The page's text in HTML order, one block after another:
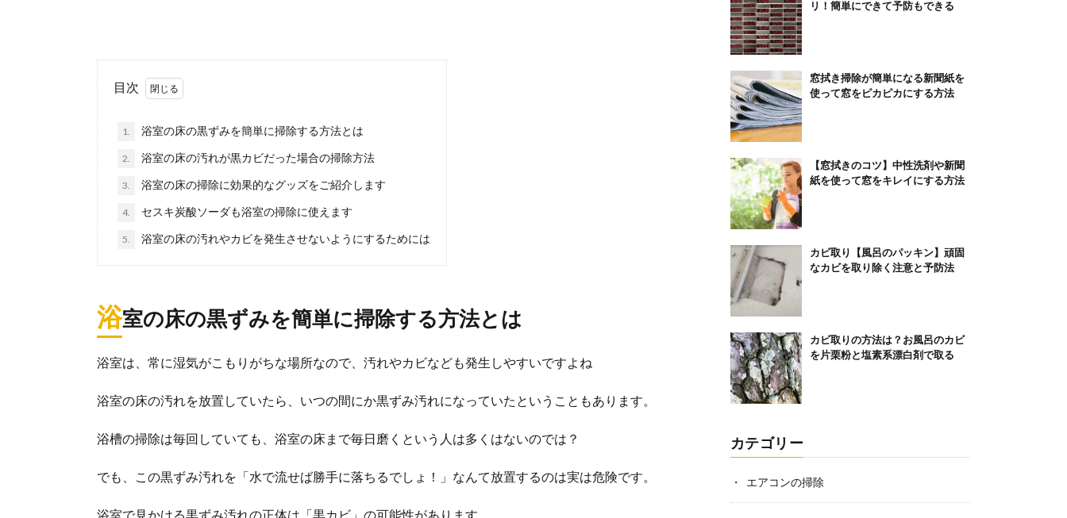
浴室をピカピカにするための掃除方法とコツについて教えます
浴室の掃除はどうしても後回しになってしまいますが、そうしているうちに汚れが目立ってきてし
お風呂掃除はスポンジの使い分けでキレイに！おすすめを紹介
お風呂掃除をスポンジを掃除する場所によって使い分けすることで、掃除がキレイに簡単になるの
を知っていま...
目次
1. 浴室の床の黒ずみを簡単に掃除する方法とは
2. 浴室の床の汚れが黒カビだった場合の掃除方法
3. 浴室の床の掃除に効果的なグッズをご紹介します
4. セスキ炭酸ソーダも浴室の掃除に使えます
5. 浴室の床の汚れやカビを発生させないようにするためには
浴室の床の黒ずみを簡単に掃除する方法とは
浴室は、常に湿気がこもりがちな場所なので、汚れやカビなども発生しやすいですよね
浴室の床の汚れを放置していたら、いつの間にか黒ずみ汚れになっていたということもあります。
浴槽の掃除は毎回していても、浴室の床まで毎日磨くという人は多くはないのでは？
でも、この黒ずみ汚れを「水で流せば勝手に落ちるでしょ！」なんて放置するのは実は危険です。
浴室で見かける黒ずみ汚れの正体は「黒カビ」の可能性があります。
リ！簡単にできて予防もできる
窓拭き掃除が簡単になる新聞紙を
使って窓をピカピカにする方法
【窓拭きのコツ】中性洗剤や新聞
紙を使って窓をキレイにする方法
カビ取り【風呂のパッキン】頑固
なカビを取り除く注意と予防法
カビ取りの方法は？お風呂のカビ
を片栗粉と塩素系漂白剤で取る
カテゴリー
エアコンの掃除